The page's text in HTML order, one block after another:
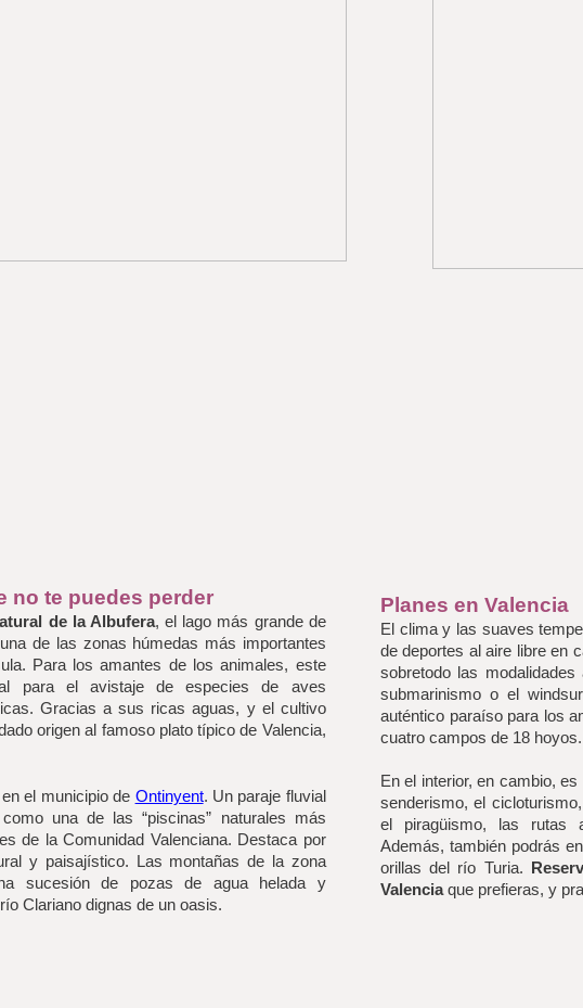
no te puedes perder
de la Albufera, el lago más grande de
de las zonas húmedas más importantes
Para los amantes de los animales, este
para el avistaje de especies de aves
Gracias a sus ricas aguas, y el cultivo
origen al famoso plato típico de Valencia,
el municipio de Ontinyent. Un paraje fluvial
como una de las “piscinas” naturales más
de la Comunidad Valenciana. Destaca por
y paisajístico. Las montañas de la zona
sucesión de pozas de agua helada y
Clariano dignas de un oasis.
Planes en Valencia
El clima y las suaves
de deportes al aire libre en
sobretodo las
submarinismo o el
auténtico paraíso para los
cuatro campos de 18 hoyos.
En el interior, en cambio,
senderismo, el
el piragüismo, las rutas
Además, también podrás
orillas del río Turia.
Valencia que prefieras, y